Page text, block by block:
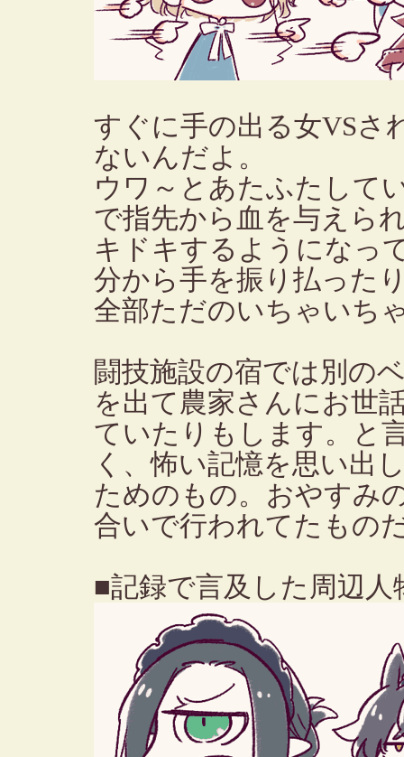
すぐに手の出る女VSさ
ないんだよ。
ウワ～とあたふたして
で指先から血を与えら
キドキするようになっ
分から手を振り払った
全部ただのいちゃいち
闘技施設の宿では別の
を出て農家さんにお世
ていたりもします。と
く、怖い記憶を思い出
ためのもの。おやすみ
合いで行われてたもの
■記録で言及した周辺人